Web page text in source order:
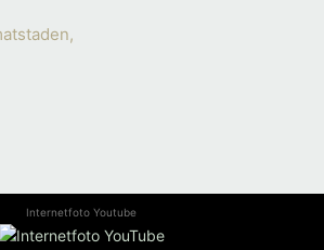
Internetfoto Youtube